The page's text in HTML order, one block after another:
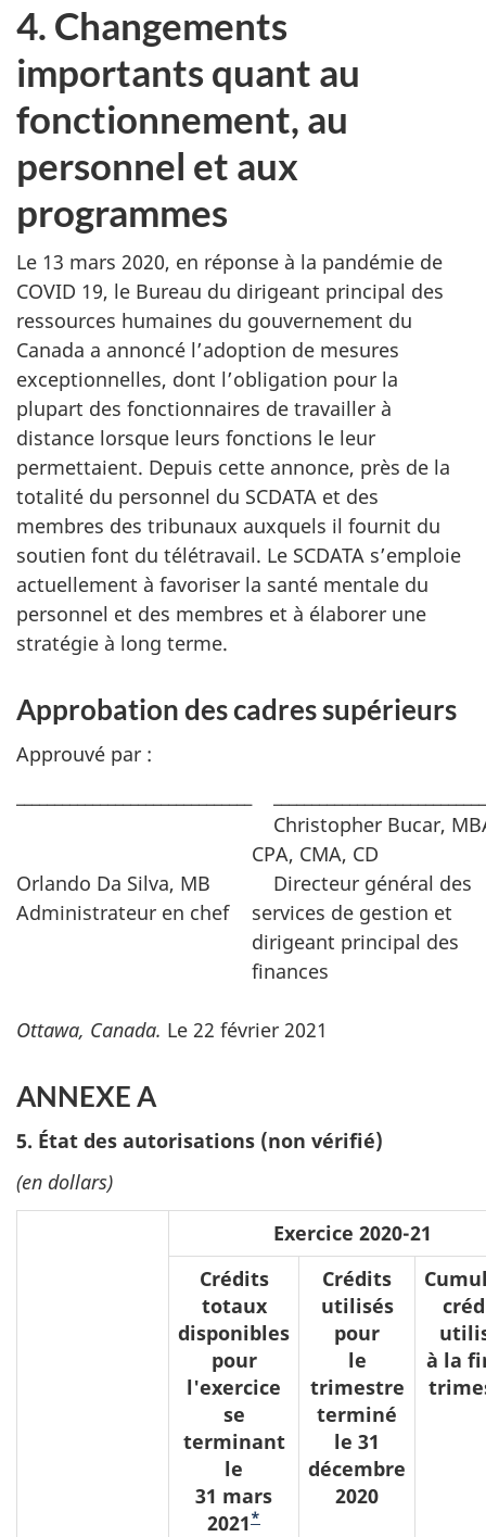
4. Changements
importants quant au
fonctionnement, au
personnel et aux
programmes
Le 13 mars 2020, en réponse à la pandémie de
COVID 19, le Bureau du dirigeant principal des
ressources humaines du gouvernement du
Canada a annoncé l’adoption de mesures
exceptionnelles, dont l’obligation pour la
plupart des fonctionnaires de travailler à
distance lorsque leurs fonctions le leur
permettaient. Depuis cette annonce, près de la
totalité du personnel du SCDATA et des
membres des tribunaux auxquels il fournit du
soutien font du télétravail. Le SCDATA s’emploie
actuellement à favoriser la santé mentale du
personnel et des membres et à élaborer une
stratégie à long terme.
Approbation des cadres supérieurs
Approuvé par :
Orlando Da Silva, MB
Administrateur en chef
Christopher Bucar,
CPA, CMA, CD
Directeur général des
services de gestion et
dirigeant principal des
finances
Ottawa, Canada. Le 22 février 2021
ANNEXE A
5. État des autorisations (non vérifié)
(en dollars)
Exercice 2020-21
Crédits
totaux
disponibles
pour
l'exercice
se
terminant
le
31 mars
2021*
Crédits
utilisés
pour
le
trimestre
terminé
le 31
décembre
2020
à la